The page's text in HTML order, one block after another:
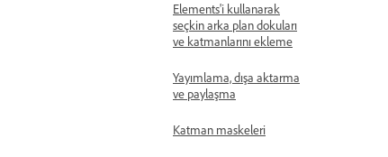
Elements'i kullanarak
seçkin arka plan dokuları
ve katmanlarını ekleme
Yayımlama, dışa aktarma
ve paylaşma
Katman maskeleri